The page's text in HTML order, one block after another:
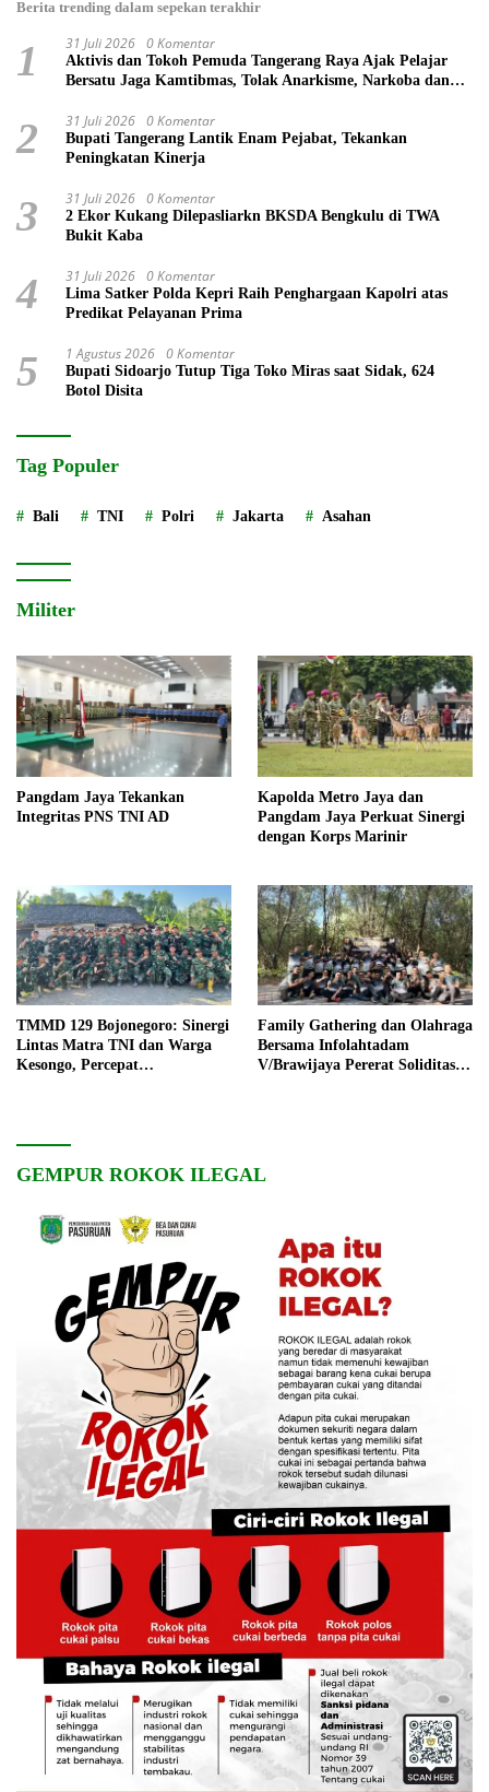
Berita trending dalam sepekan terakhir
1 31 Juli 2026 0 Komentar
Aktivis dan Tokoh Pemuda Tangerang Raya Ajak Pelajar
Bersatu Jaga Kamtibmas, Tolak Anarkisme, Narkoba dan
2 31 Juli 2026 0 Komentar
Bupati Tangerang Lantik Enam Pejabat, Tekankan
Peningkatan Kinerja
3 31 Juli 2026 0 Komentar
2 Ekor Kukang Dilepasliarkn BKSDA Bengkulu di TWA
Bukit Kaba
4 31 Juli 2026 0 Komentar
Lima Satker Polda Kepri Raih Penghargaan Kapolri atas
Predikat Pelayanan Prima
5 1 Agustus 2026 0 Komentar
Bupati Sidoarjo Tutup Tiga Toko Miras saat Sidak, 624
Botol Disita
Tag Populer
Bali TNI Polri Jakarta Asahan
Militer
Pangdam Jaya Tekankan
Integritas PNS TNI AD
Kapolda Metro Jaya dan
Pangdam Jaya Perkuat Sinergi
dengan Korps Marinir
TMMD 129 Bojonegoro: Sinergi
Lintas Matra TNI dan Warga
Kesongo, Percepat
Family Gathering dan Olahraga
Bersama Infolahtadam
V/Brawijaya Pererat Soliditas
GEMPUR ROKOK ILEGAL